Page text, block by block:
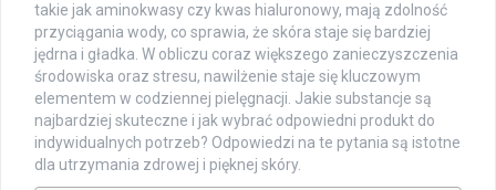
takie jak aminokwasy czy kwas hialuronowy, mają zdolność
przyciągania wody, co sprawia, że skóra staje się bardziej
jędrna i gładka. W obliczu coraz większego zanieczyszczenia
środowiska oraz stresu, nawilżenie staje się kluczowym
elementem w codziennej pielęgnacji. Jakie substancje są
najbardziej skuteczne i jak wybrać odpowiedni produkt do
indywidualnych potrzeb? Odpowiedzi na te pytania są istotne
dla utrzymania zdrowej i pięknej skóry.